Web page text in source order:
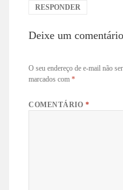
RESPONDER
Deixe um comentário
O seu endereço de e-mail não
marcados com*
COMENTÁRIO*